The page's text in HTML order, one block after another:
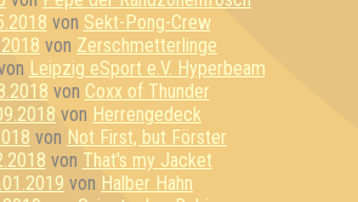
von Sekt-Pong-Crew
von Zerschmetterlinge
Leipzig eSport e.V. Hyperbeam
von Coxx of Thunder
von Herrengedeck
von Not First, but Förster
von That's my Jacket
von Halber Hahn